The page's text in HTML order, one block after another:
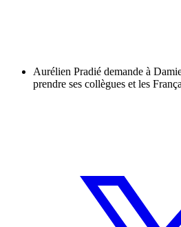
Aurélien Pradié demande à
prendre ses collègues et les